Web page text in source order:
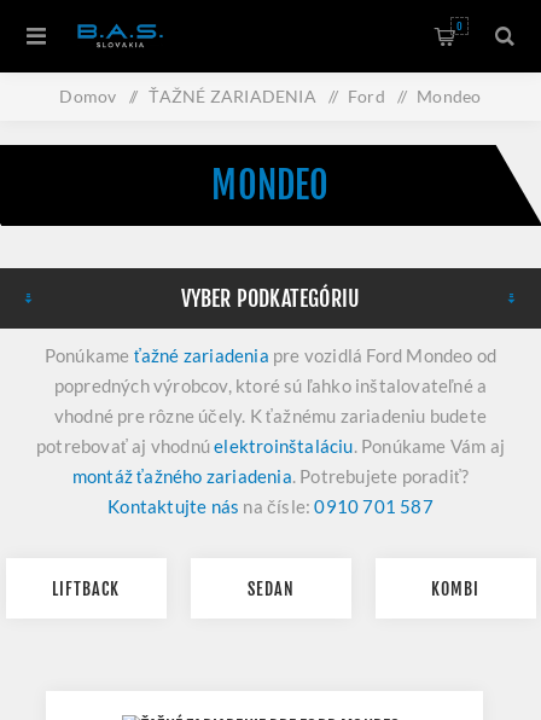
0
Domov / ŤAŽNÉ ZARIADENIA / Ford / Mondeo
MONDEO
VYBER PODKATEGÓRIU
Ponúkame ťažné zariadenia pre vozidlá Ford Mondeo od
popredných výrobcov, ktoré sú ľahko inštalovateľné a
vhodné pre rôzne účely. K ťažnému zariadeniu budete
potrebovať aj vhodnúelektroinštaláciu. Ponúkame Vám aj
montáž ťažného zariadenia. Potrebujete poradiť?
Kontaktujte nás na čísle:0910 701 587
LIFTBACK SEDAN KOMBI